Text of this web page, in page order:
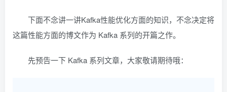
下面不念讲一讲Kafka性能优化方面的知识，不念决定将
这篇性能方面的博文作为 Kafka 系列的开篇之作。
先预告一下 Kafka 系列文章，大家敬请期待哦：